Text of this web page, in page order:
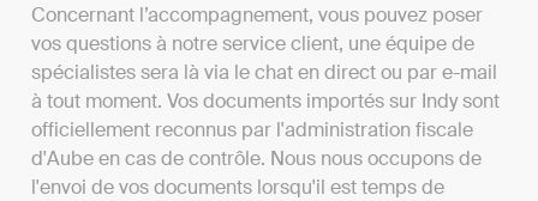
Concernant l’accompagnement, vous pouvez poser
vos questions à notre service client, une équipe de
spécialistes sera là via le chat en direct ou par e-mail
à tout moment. Vos documents importés sur Indy sont
officiellement reconnus par l'administration fiscale
d'Aube en cas de contrôle. Nous nous occupons de
l'envoi de vos documents lorsqu'il est temps de